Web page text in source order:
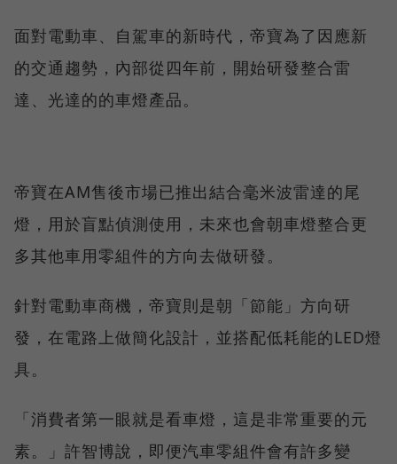
面對電動車、自駕車的新時代，帝寶為了因應新
的交通趨勢，內部從四年前，開始研發整合雷
達、光達的的車燈產品。
帝寶在AM售後市場已推出結合毫米波雷達的尾
燈，用於盲點偵測使用，未來也會朝車燈整合更
多其他車用零組件的方向去做研發。
針對電動車商機，帝寶則是朝「節能」方向研
發，在電路上做簡化設計，並搭配低耗能的LED燈
具。
「消費者第一眼就是看車燈，這是非常重要的元
素。」許智博說，即便汽車零組件會有許多變